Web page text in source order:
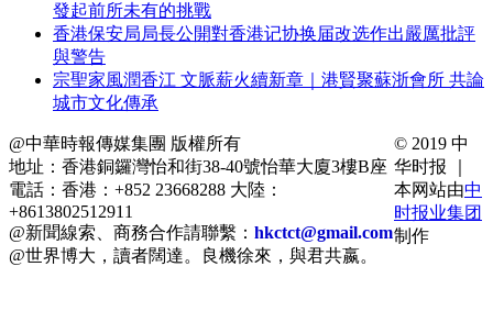
發起前所未有的挑戰
香港保安局局長公開對香港记协换届改选作出嚴厲批評
與警告
宗聖家風潤香江 文脈薪火續新章｜港賢聚蘇浙會所 共論
城市文化傳承
@中華時報傳媒集團 版權所有
地址：香港銅鑼灣怡和街38-40號怡華大廈3樓B座
電話：香港：+852 23668288 大陸：
+8613802512911
@新聞線索、商務合作請聯繫： hkctct@gmail.com
@世界博大，讀者闊達。良機徐來，與君共嬴。
© 2019 中
华时报 ｜
本网站由中
时报业集团
制作